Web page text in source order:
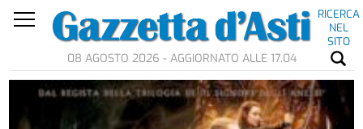
RICERCA
NEL
SITO
08 AGOSTO 2026 - AGGIORNATO ALLE 17.04